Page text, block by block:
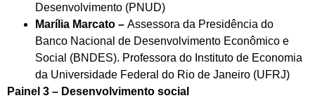
Desenvolvimento (PNUD)
Marília Marcato – Assessora da Presidência do
Banco Nacional de Desenvolvimento Econômico e
Social (BNDES). Professora do Instituto de Economia
da Universidade Federal do Rio de Janeiro (UFRJ)
Painel 3 – Desenvolvimento social